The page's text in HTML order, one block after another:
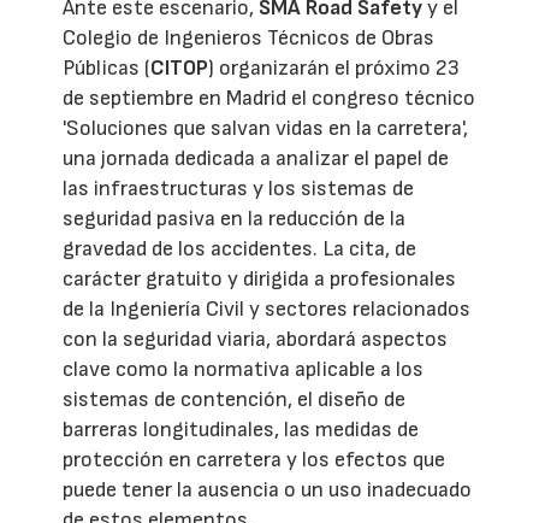
Ante este escenario, SMA Road Safetyy el
Colegio de Ingenieros Técnicos de Obras
Públicas (CITOP) organizarán el próximo 23
de septiembre en Madrid el congreso técnico
'Soluciones que salvan vidas en la carretera',
una jornada dedicada a analizar el papel de
las infraestructuras y los sistemas de
seguridad pasiva en la reducción de la
gravedad de los accidentes. La cita, de
carácter gratuito y dirigida a profesionales
de la Ingeniería Civil y sectores relacionados
con la seguridad viaria, abordará aspectos
clave como la normativa aplicable a los
sistemas de contención, el diseño de
barreras longitudinales, las medidas de
protección en carretera y los efectos que
puede tener la ausencia o un uso inadecuado